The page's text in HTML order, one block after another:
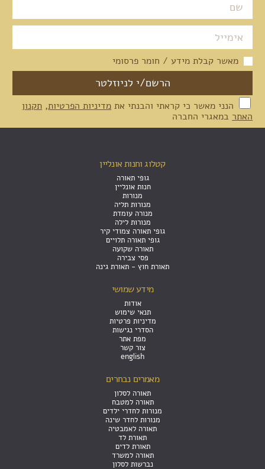
מאשר קבלת מידע / חומר פרסומי
הנני מאשר כי קראתי והבנתי את מדיניות הפרטיות, תקנון
האתר במאגרי החברה
קטלוג וחנות אונליין
גופי תאורה
חנות אונליין
מנורות
מנורות תליה
מנורה עומדת
מנורות לילה
גופי תאורה צמודי קיר
גופי תאורה תלויים
תאורה שקועה
פסי צבירה
תאורת חוץ - תאורת גינה
מידע שמושי
אודות
תנאי שימוש
מדיניות פרטיות
הסדרי נגישות
מפת אתר
צור קשר
english
מאמרים נבחרים
תאורה לסלון
תאורה למטבח
מנורות לחדרי ילדים
מנורות לחדר שינה
תאורה לאמבטיה
תאורת לד
תאורת לדים
תאורה למשרד
נברשות לסלון